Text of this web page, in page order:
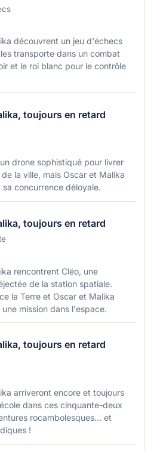
découvrent un jeu d'échecs
transporte dans un combat
et le roi blanc pour le contrôle
toujours en retard
drone sophistiqué pour livrer
la ville, mais Oscar et Malika
concurrence déloyale.
toujours en retard
rencontrent Cléo, une
de la station spatiale.
la Terre et Oscar et Malika
mission dans l'espace.
toujours en retard
arriveront encore et toujours
dans ces cinquante-deux
rocambolesques... et
!